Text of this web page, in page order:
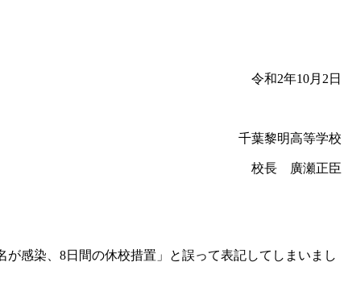
令和2年10月2日
千葉黎明高等学校
校長 廣瀬正臣
感染、8日間の休校措置」と誤って表記してしまいまし